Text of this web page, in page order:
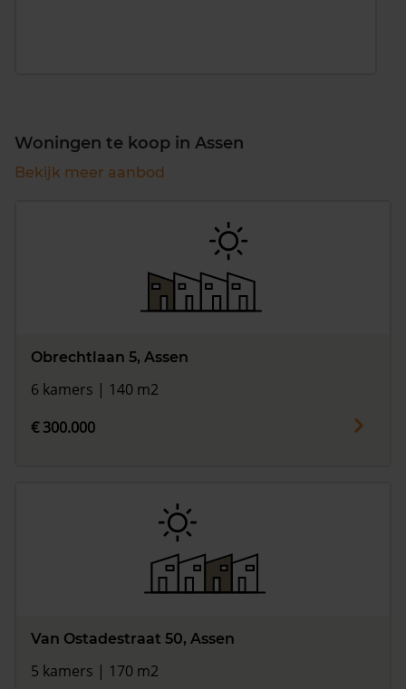
Woningen te koop in Assen
Bekijk meer aanbod
Obrechtlaan 5, Assen
6 kamers | 140 m2
€ 300.000
Van Ostadestraat 50, Assen
5 kamers | 170 m2